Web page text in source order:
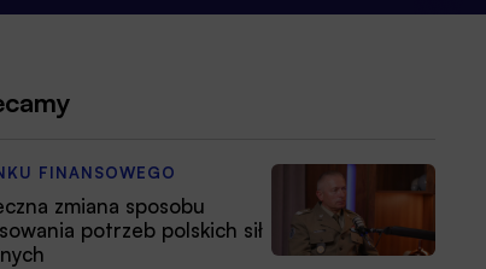
FINANSOWEGO
zmiana sposobu
potrzeb polskich sił